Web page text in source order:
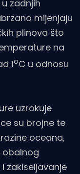
zadnjih
mijenjaju
plinova što
na
1oC u odnosu
uzrokuje
su brojne te
oceana,
obalnog
zakiseljavanje